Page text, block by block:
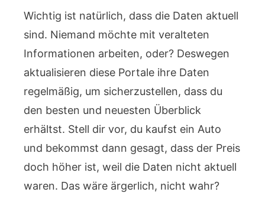
Wichtig ist natürlich, dass die Daten aktuell
sind. Niemand möchte mit veralteten
Informationen arbeiten, oder? Deswegen
aktualisieren diese Portale ihre Daten
regelmäßig, um sicherzustellen, dass du
den besten und neuesten Überblick
erhältst. Stell dir vor, du kaufst ein Auto
und bekommst dann gesagt, dass der Preis
doch höher ist, weil die Daten nicht aktuell
waren. Das wäre ärgerlich, nicht wahr?